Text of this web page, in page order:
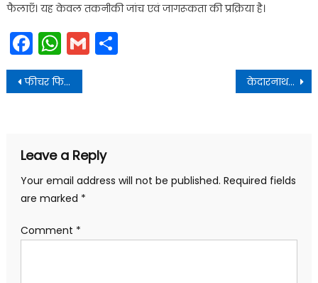
फैलाएँ। यह केवल तकनीकी जांच एवं जागरूकता की प्रक्रिया है।
Facebook
WhatsApp
Gmail
Post
navigation
फीचर फिल्म, वेबसीरीज, टीवी सीरीयल आदि के निर्माण के लिए उत्तराखण्ड को देश में हब के रूप में विकसित किया जायेगा-मुख्यमंत्री केदारनाथ दर्शनों को परिवार संग उत्तराखंड पहुंचे यूपी के पूर्व सीएम अखिलेश यादव
Leave a Reply
Your email address will not be published. Required fields
are marked *
Comment *